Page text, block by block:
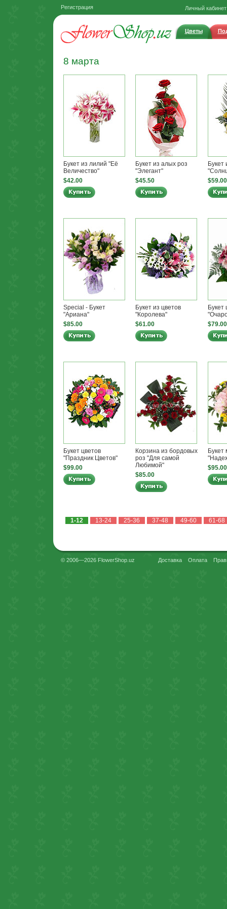
Регистрация Личный кабинет
Цветы
8 марта
Букет из лилий "Её
Величество"
$42.00
Букет из алых роз
"Элегант"
$45.50
Букет
$59.00
Special - Букет
"Ариана"
$85.00
Букет из цветов
"Королева"
$61.00
Букет
$79.00
Букет цветов
"Праздник Цветов"
$99.00
Корзина из бордовых
роз "Для самой
Любимой"
$85.00
Букет
$95.00
1-12 13-24 25-36 37-48 49-60 61-68
© 2006—2026 FlowerShop.uz Доставка Оплата